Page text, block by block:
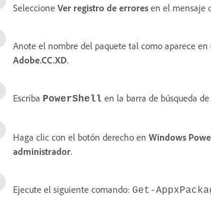
Seleccione Ver registro de errores en el mensaje
Anote el nombre del paquete tal como aparece
Adobe.CC.XD.
Escriba PowerShell en la barra de búsqueda
Haga clic con el botón derecho en Windows
administrador.
Ejecute el siguiente comando: Get-